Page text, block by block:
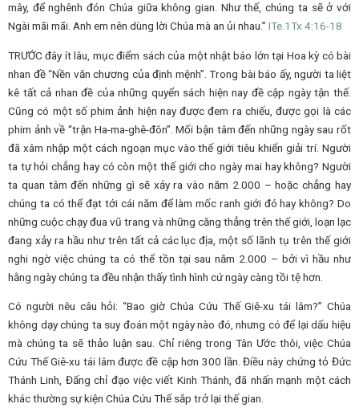
mây, để nghênh đón Chúa giữa không gian. Như thế, chúng ta sẽ ở với
Ngài mãi mãi. Anh em nên dùng lời Chúa mà an ủi nhau.” ITe. 1Tx 4:16-18
TRƯỚC đây ít lâu, mục điểm sách của một nhật báo lớn tại Hoa kỳ có bài
nhan đề “Nền văn chương của định mệnh”. Trong bài báo ấy, người ta liệt
kê tất cả nhan đề của những quyển sách hiện nay đề cập ngày tận thế.
Cũng có một số phim ảnh hiện nay được đem ra chiếu, được gọi là các
phim ảnh về “trận Ha-ma-ghê-đôn”. Mối bận tâm đến những ngày sau rốt
đã xâm nhập một cách ngoạn mục vào thế giới tiêu khiển giải trí. Người
ta tự hỏi chẳng hay có còn một thế giới cho ngày mai hay không? Người
ta quan tâm đến những gì sẽ xảy ra vào năm 2.000 – hoặc chẳng hay
chúng ta có thể đạt tới cái năm để làm mốc ranh giới đó hay không? Do
những cuộc chạy đua vũ trang và những căng thẳng trên thế giới, loạn lạc
đang xảy ra hầu như trên tất cả các lục địa, một số lãnh tụ trên thế giới
nghi ngờ việc chúng ta có thể tồn tại sau năm 2.000 – bởi vì hầu như
hằng ngày chúng ta đều nhận thấy tình hình cứ ngày càng tồi tệ hơn.
Có người nêu câu hỏi: “Bao giờ Chúa Cứu Thế Giê-xu tái lâm?” Chúa
không dạy chúng ta suy đoán một ngày nào đó, nhưng có để lại dấu hiệu
mà chúng ta sẽ thảo luận sau. Chỉ riêng trong Tân Ước thôi, việc Chúa
Cứu Thế Giê-xu tái lâm được đề cập hơn 300 lần. Điều này chứng tỏ Đức
Thánh Linh, Đấng chỉ đạo việc viết Kinh Thánh, đã nhấn mạnh một cách
khác thường sự kiện Chúa Cứu Thế sắp trở lại thế gian.